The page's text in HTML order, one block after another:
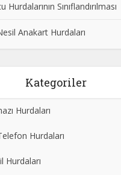
Hurdalarının Sınıflandırılması
Anakart Hurdaları
Kategoriler
Hurdaları
Hurdaları
Hurdaları